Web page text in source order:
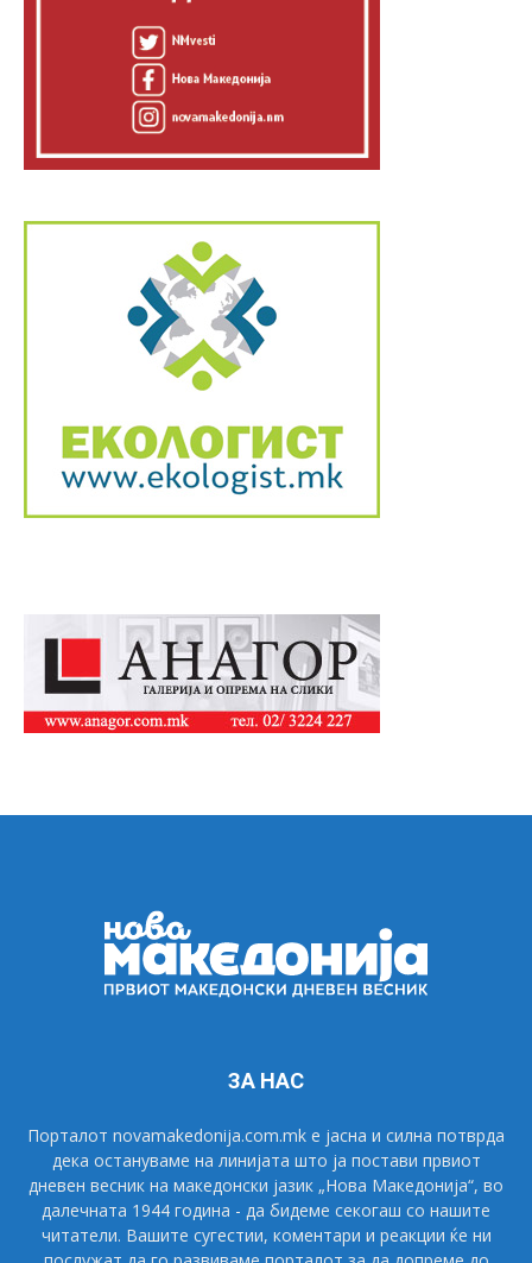
ЗА НАС
Порталот novamakedonija.com.mk е јасна и силна потврда
дека остануваме на линијата што ја постави првиот
дневен весник на македонски јазик „Нова Македонија“, во
далечната 1944 година - да бидеме секогаш со нашите
читатели. Вашите сугестии, коментари и реакции ќе ни